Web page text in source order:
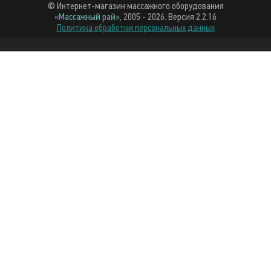
© Интернет-магазин массажного оборудования
«Массажный рай», 2005 - 2026. Версия 2.2.16
Политика обработки персональных данных